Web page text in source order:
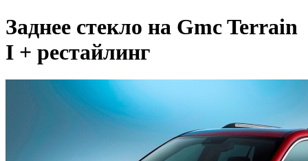
Заднее стекло на Gmc Terrain
I + рестайлинг